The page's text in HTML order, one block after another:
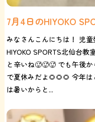
7月4日のHIYOKO
みなさんこんにちは！ 児
HIYOKO SPORTS北仙台
と辛いね🥵🥵🥵 でも午後
で夏休みだよ🌻🌻🌻 今年
は暑いからと...